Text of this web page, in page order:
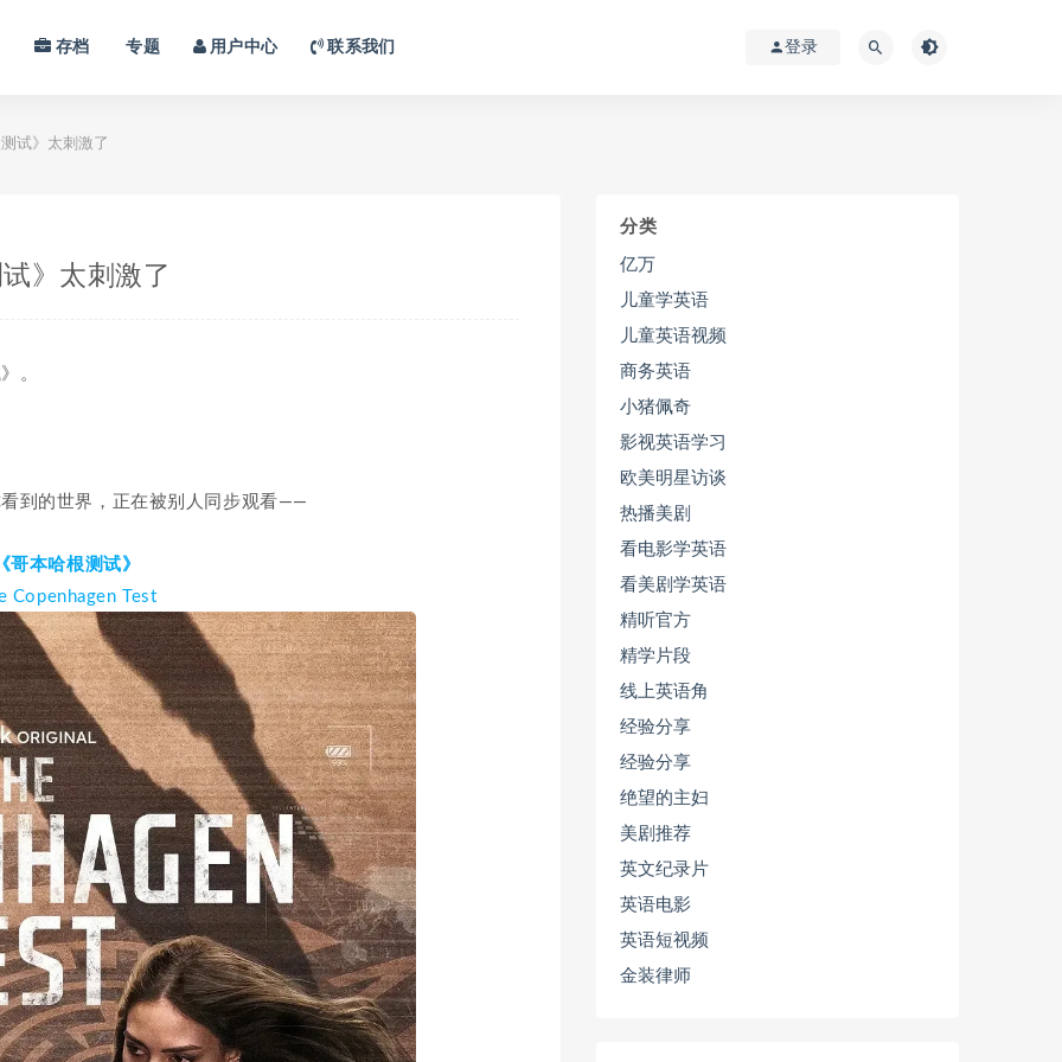
存档 专题 用户中心 联系我们 登录
试》太刺激了
》太刺激了
》。
到的世界，正在被别人同步观看——
哥本哈根测试》
Copenhagen Test
分类
亿万
儿童学英语
儿童英语视频
商务英语
小猪佩奇
影视英语学习
欧美明星访谈
热播美剧
看电影学英语
看美剧学英语
精听官方
精学片段
线上英语角
经验分享
经验分享
绝望的主妇
美剧推荐
英文纪录片
英语电影
英语短视频
金装律师